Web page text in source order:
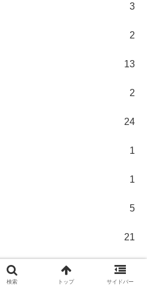
3
2
13
2
24
1
1
5
21
検索 トップ サイドバー